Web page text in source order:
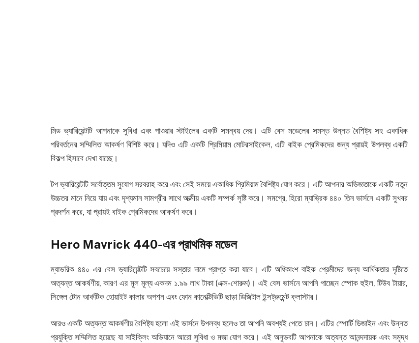
মিড ভ্যারিয়েন্টটি আপনাকে সুবিধা এবং পাওয়ার স্টাইলের একটি সমন্বয় দেয়। এটি বেস মডেলের সমস্ত উন্নত বৈশিষ্ট্য সহ একাধিক
পরিবর্তনের সম্মিলিত আকর্ষণ বিশিষ্ট করে। যদিও এটি একটি প্রিমিয়াম মোটরসাইকেল, এটি বাইক প্রেমিকদের জন্য প্রায়ই উপলব্ধ একটি
বিকল্প হিসাবে দেখা যাচ্ছে।
টপ ভ্যারিয়েন্টটি সর্বোত্তম সুযোগ সরবরাহ করে এবং সেই সময়ে একাধিক প্রিমিয়াম বৈশিষ্ট্য যোগ করে। এটি আপনার অভিজ্ঞতাকে একটি নতুন
উচ্চতর মানে নিয়ে যায় এবং দৃশ্যমান সামগ্রীর সাথে আত্মীয় একটি সম্পর্ক সৃষ্টি করে। সমগ্রে, হিরো ম্যাভ্রিক ৪৪০ তিন ভার্সনে একটি সুখবর
প্রদর্শন করে, যা প্রায়ই বাইক প্রেমিকদের আকর্ষণ করে।
Hero Mavrick 440-এর প্রাথমিক মডেল
ম্যাভরিক ৪৪০ এর বেস ভ্যারিয়েন্টটি সবচেয়ে সস্তার দামে প্রাপ্ত করা যাবে। এটি অধিকাংশ বাইক প্রেমীদের জন্য আর্থিকতার দৃষ্টিতে
অত্যন্ত আকর্ষণীয়, কারণ এর মূল মূল্য একদম ১.৯৯ লাখ টাকা (এক্স-শোরুম)। এই বেস ভার্সনে আপনি পাচ্ছেন স্পোক হুইল, টিউব টায়ার,
সিঙ্গেল টোন আর্কটিক হোয়াইট কালার অপশন এবং ফোন কানেক্টিভিটি ছাড়া ডিজিটাল ইন্সট্রুমেন্ট ক্লাস্টার।
আরও একটি অত্যন্ত আকর্ষণীয় বৈশিষ্ট্য হলো এই ভার্সনে উপলব্ধ হলেও তা আপনি অবশ্যই পেতে চান। এটির স্পোর্টি ডিজাইন এবং উন্নত
প্রযুক্তি সম্মিলিত হয়েছে যা সাইক্লিং অভিযানে আরো সুবিধা ও মজা যোগ করে। এই অনুভবটি আপনাকে অত্যন্ত আনন্দদায়ক এবং সমৃদ্ধ